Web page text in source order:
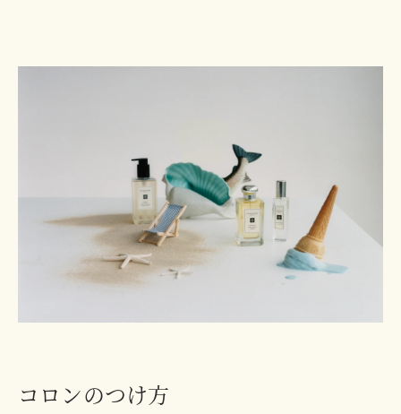
コロンのつけ方